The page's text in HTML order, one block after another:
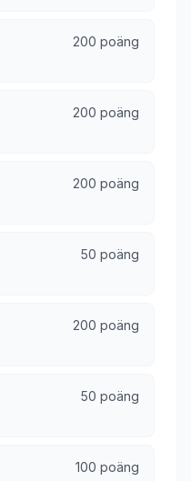
200 poäng
200 poäng
200 poäng
50 poäng
200 poäng
50 poäng
100 poäng